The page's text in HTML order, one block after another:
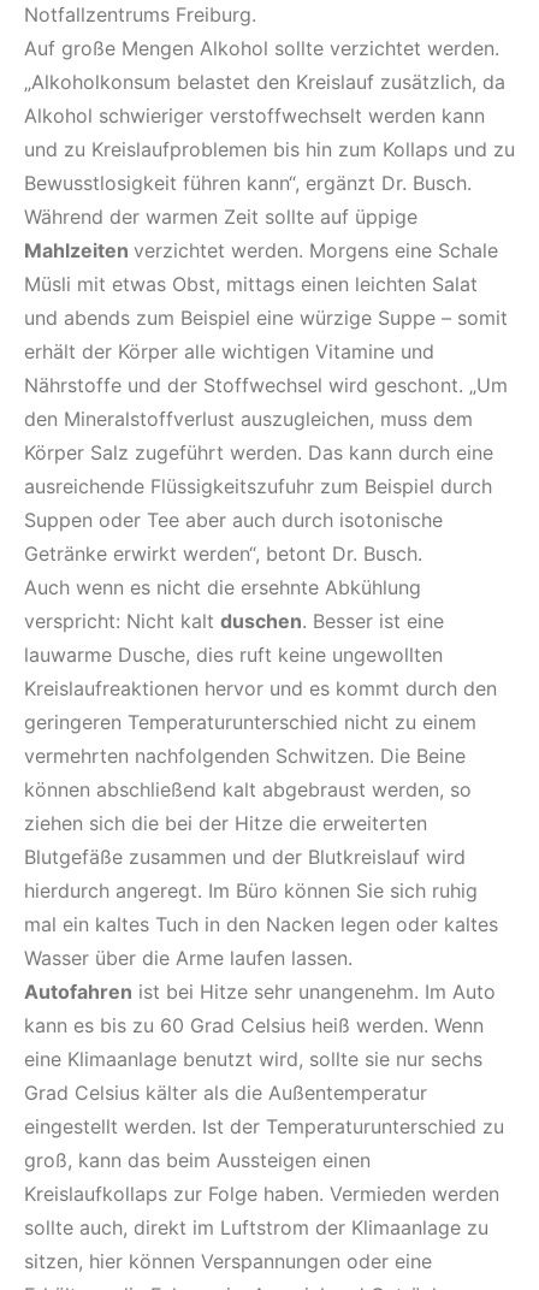
Notfallzentrums Freiburg.
Auf große Mengen Alkohol sollte verzichtet werden.
„Alkoholkonsum belastet den Kreislauf zusätzlich, da
Alkohol schwieriger verstoffwechselt werden kann
und zu Kreislaufproblemen bis hin zum Kollaps und zu
Bewusstlosigkeit führen kann“, ergänzt Dr. Busch.
Während der warmen Zeit sollte auf üppige
Mahlzeiten verzichtet werden. Morgens eine Schale
Müsli mit etwas Obst, mittags einen leichten Salat
und abends zum Beispiel eine würzige Suppe – somit
erhält der Körper alle wichtigen Vitamine und
Nährstoffe und der Stoffwechsel wird geschont. „Um
den Mineralstoffverlust auszugleichen, muss dem
Körper Salz zugeführt werden. Das kann durch eine
ausreichende Flüssigkeitszufuhr zum Beispiel durch
Suppen oder Tee aber auch durch isotonische
Getränke erwirkt werden“, betont Dr. Busch.
Auch wenn es nicht die ersehnte Abkühlung
verspricht: Nicht kalt duschen. Besser ist eine
lauwarme Dusche, dies ruft keine ungewollten
Kreislaufreaktionen hervor und es kommt durch den
geringeren Temperaturunterschied nicht zu einem
vermehrten nachfolgenden Schwitzen. Die Beine
können abschließend kalt abgebraust werden, so
ziehen sich die bei der Hitze die erweiterten
Blutgefäße zusammen und der Blutkreislauf wird
hierdurch angeregt. Im Büro können Sie sich ruhig
mal ein kaltes Tuch in den Nacken legen oder kaltes
Wasser über die Arme laufen lassen.
Autofahren ist bei Hitze sehr unangenehm. Im Auto
kann es bis zu 60 Grad Celsius heiß werden. Wenn
eine Klimaanlage benutzt wird, sollte sie nur sechs
Grad Celsius kälter als die Außentemperatur
eingestellt werden. Ist der Temperaturunterschied zu
groß, kann das beim Aussteigen einen
Kreislaufkollaps zur Folge haben. Vermieden werden
sollte auch, direkt im Luftstrom der Klimaanlage zu
sitzen, hier können Verspannungen oder eine